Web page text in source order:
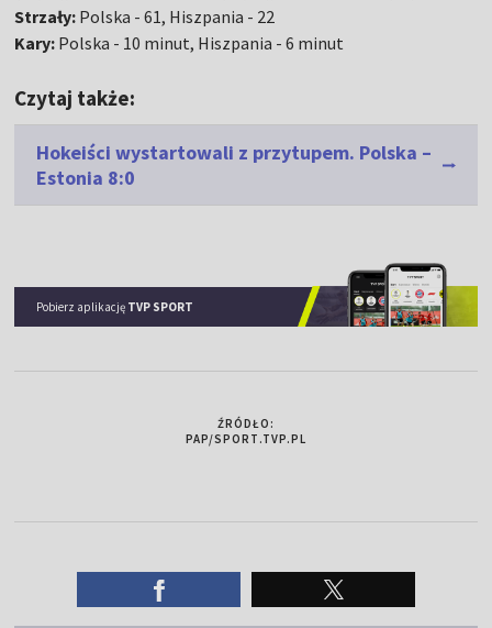
Strzały: Polska - 61, Hiszpania - 22
Kary: Polska - 10 minut, Hiszpania - 6 minut
Czytaj także:
Hokeiści wystartowali z przytupem. Polska –
Estonia 8:0
Pobierz aplikację TVP SPORT
ŹRÓDŁO:
PAP/SPORT.TVP.PL